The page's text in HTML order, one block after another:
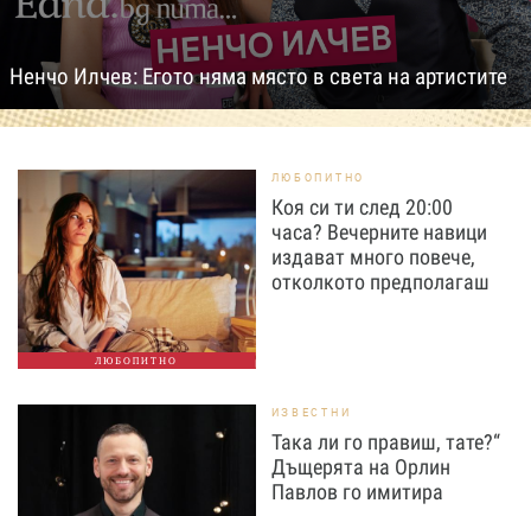
Ненчо Илчев: Егото няма място в света на артистите
ЛЮБОПИТНО
ЛЮБОПИТНО
Коя си ти след 20:00
часа? Вечерните навици
издават много повече,
отколкото предполагаш
ИЗВЕСТНИ
Така ли го правиш, тате?“
Дъщерята на Орлин
Павлов го имитира